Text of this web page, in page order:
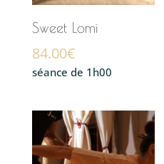
Sweet Lomi
84.00€
séance de 1h00